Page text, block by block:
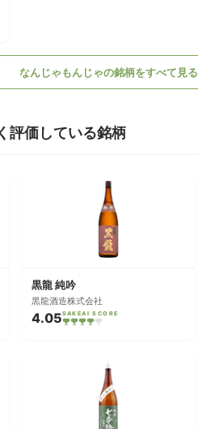
なんじゃもんじゃの銘柄をすべて見る
評価している銘柄
黒龍 純吟
黒龍酒造株式会社
4.05SAKEAI SCORE